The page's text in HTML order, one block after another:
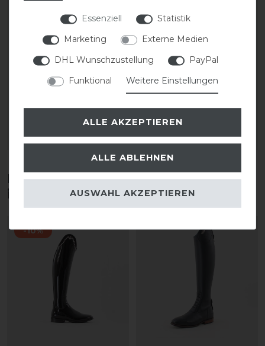
Schuhcreme 75 ml
| 132,00 € / Liter
ARTIKEL MERKEN
Lederpflege easy-care
0.75 Liter | 23,87 € / Liter
ARTIKEL MERKEN
Diese Produkte könnten dich auch
interessieren
-10%
Essenziell
Statistik
Marketing
Externe Medien
DHL Wunschzustellung
PayPal
Funktional
Weitere Einstellungen
ALLE AKZEPTIEREN
ALLE ABLEHNEN
AUSWAHL AKZEPTIEREN